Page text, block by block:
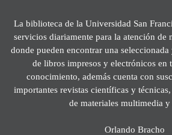
La biblioteca de la Universidad San
servicios diariamente para la atención de
donde pueden encontrar una
de libros impresos y electrónicos en
conocimiento, además cuenta con
importantes revistas científicas y
de materiales multimedia y
Orlando Bracho